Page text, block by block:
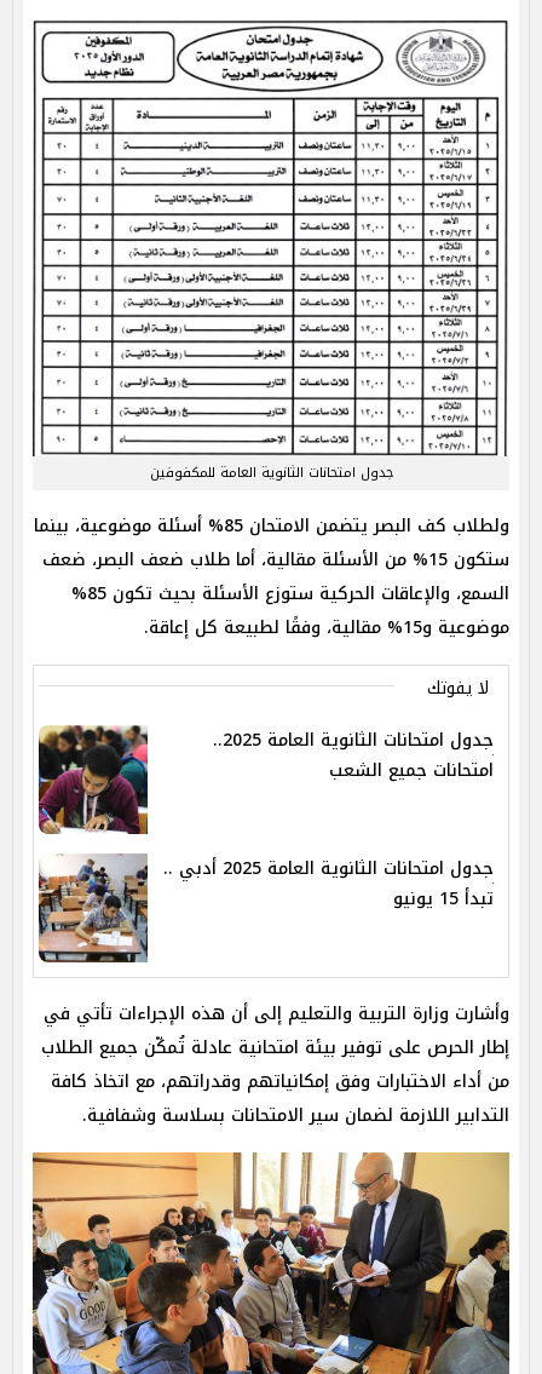
جدول امتحانات الثانوية العامة للمكفوفين
ولطلاب كف البصر يتضمن الامتحان 85% أسئلة موضوعية، بينما
ستكون 15% من الأسئلة مقالية، أما طلاب ضعف البصر، ضعف
السمع، والإعاقات الحركية ستوزع الأسئلة بحيث تكون 85%
موضوعية و15% مقالية، وفقًا لطبيعة كل إعاقة.
لا يفوتك
جدول امتحانات الثانوية العامة 2025..
امتحانات جميع الشعب
جدول امتحانات الثانوية العامة 2025 أدبي ..
تبدأ 15 يونيو
وأشارت وزارة التربية والتعليم إلى أن هذه الإجراءات تأتي في
إطار الحرص على توفير بيئة امتحانية عادلة تُمكّن جميع الطلاب
من أداء الاختبارات وفق إمكانياتهم وقدراتهم، مع اتخاذ كافة
التدابير اللازمة لضمان سير الامتحانات بسلاسة وشفافية.